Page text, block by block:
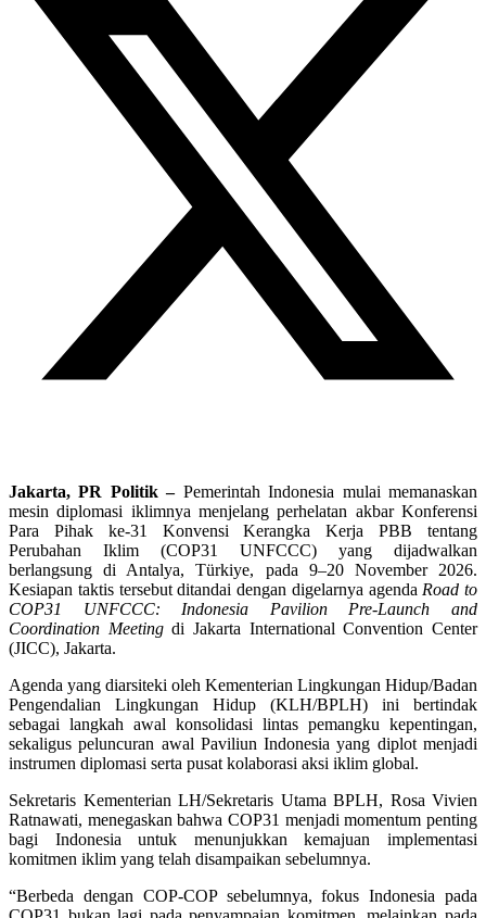
Jakarta, PR Politik – Pemerintah Indonesia mulai memanaskan
mesin diplomasi iklimnya menjelang perhelatan akbar Konferensi
Para Pihak ke-31 Konvensi Kerangka Kerja PBB tentang
Perubahan Iklim (COP31 UNFCCC) yang dijadwalkan
berlangsung di Antalya, Türkiye, pada 9–20 November 2026.
Kesiapan taktis tersebut ditandai dengan digelarnya agenda Road to
COP31 UNFCCC: Indonesia Pavilion Pre-Launch and
Coordination Meetingdi Jakarta International Convention Center
(JICC), Jakarta.
Agenda yang diarsiteki oleh Kementerian Lingkungan Hidup/Badan
Pengendalian Lingkungan Hidup (KLH/BPLH) ini bertindak
sebagai langkah awal konsolidasi lintas pemangku kepentingan,
sekaligus peluncuran awal Paviliun Indonesia yang diplot menjadi
instrumen diplomasi serta pusat kolaborasi aksi iklim global.
Sekretaris Kementerian LH/Sekretaris Utama BPLH, Rosa Vivien
Ratnawati, menegaskan bahwa COP31 menjadi momentum penting
bagi Indonesia untuk menunjukkan kemajuan implementasi
komitmen iklim yang telah disampaikan sebelumnya.
“Berbeda dengan COP-COP sebelumnya, fokus Indonesia pada